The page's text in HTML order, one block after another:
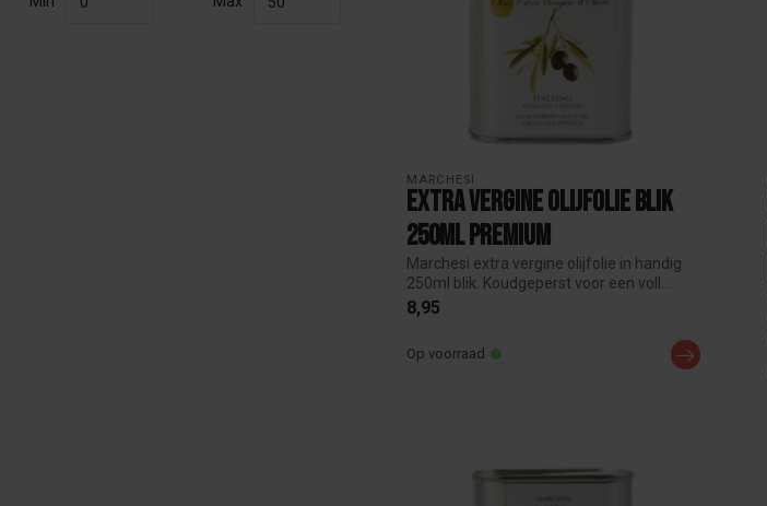
MARCHESI
Extra Vergine Olijfolie Blik
250ml Premium
Marchesi extra vergine olijfolie in handig
250ml blik. Koudgeperst voor een voll...
8,95
Op voorraad